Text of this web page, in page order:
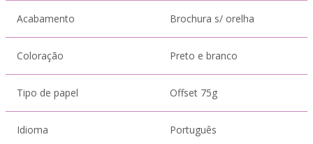
Acabamento Brochura s/ orelha
Coloração Preto e branco
Tipo de papel Offset 75g
Idioma Português